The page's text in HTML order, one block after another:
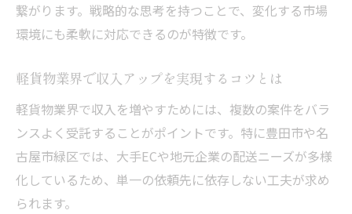
繋がります。戦略的な思考を持つことで、変化する市場
環境にも柔軟に対応できるのが特徴です。
軽貨物業界で収入アップを実現するコツとは
軽貨物業界で収入を増やすためには、複数の案件をバラ
ンスよく受託することがポイントです。特に豊田市や名
古屋市緑区では、大手ECや地元企業の配送ニーズが多様
化しているため、単一の依頼先に依存しない工夫が求め
られます。